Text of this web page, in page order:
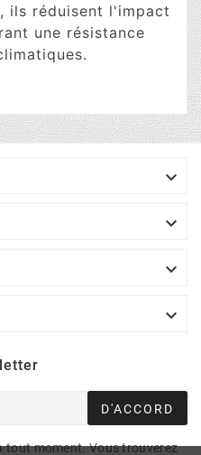
ils réduisent l'impact
une résistance




D'ACCORD
tout moment. Vous trouverez